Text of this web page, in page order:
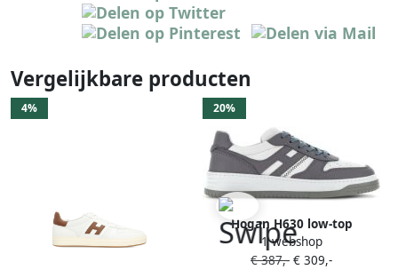
Vergelijkbare producten
4% 20%
Hogan H630 low-top
sneakers Wit
1 webshop
€ 387,- € 309,-